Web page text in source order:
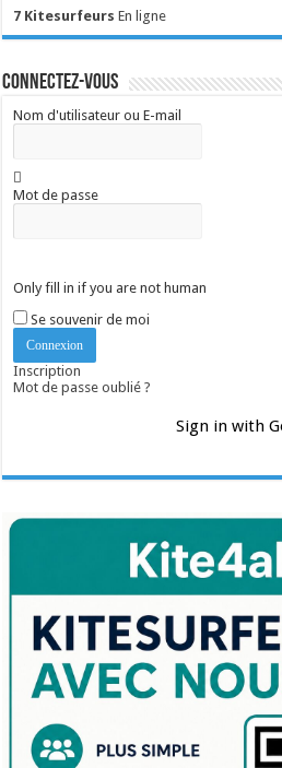
7 Kitesurfeurs En ligne
Connectez-vous
Nom d'utilisateur ou E-mail
Mot de passe
Only fill in if you are not human
Se souvenir de moi
Inscription
Mot de passe oublié ?
Sign in with